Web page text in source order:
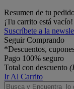
Resumen de tu
¡Tu carrito está vacío!
Suscríbete a la
Seguir Comprando
*Descuentos,
Pago 100% seguro
Total con descuento
Ir Al Carrito